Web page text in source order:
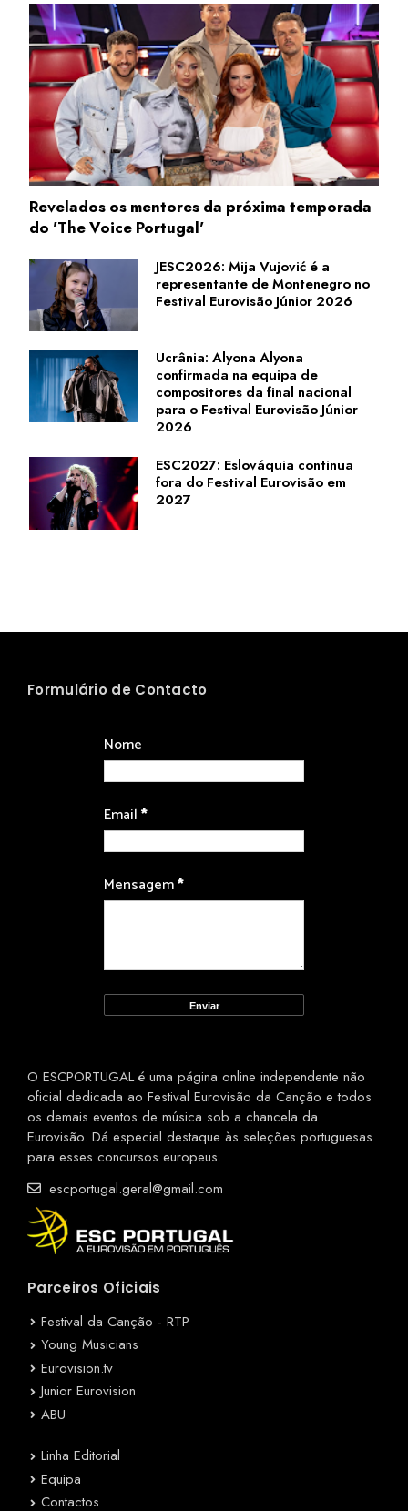
Revelados os mentores da próxima temporada
do 'The Voice Portugal'
JESC2026: Mija Vujović é a
representante de Montenegro no
Festival Eurovisão Júnior 2026
Ucrânia: Alyona Alyona
confirmada na equipa de
compositores da final nacional
para o Festival Eurovisão Júnior
2026
ESC2027: Eslováquia continua
fora do Festival Eurovisão em
2027
Formulário de Contacto
Nome
Email*
Mensagem*
O ESCPORTUGAL é uma página online independente não
oficial dedicada ao Festival Eurovisão da Canção e todos
os demais eventos de música sob a chancela da
Eurovisão. Dá especial destaque às seleções portuguesas
para esses concursos europeus.
escportugal.geral@gmail.com
Parceiros Oficiais
Festival da Canção - RTP
Young Musicians
Eurovision.tv
Junior Eurovision
ABU
Linha Editorial
Equipa
Contactos